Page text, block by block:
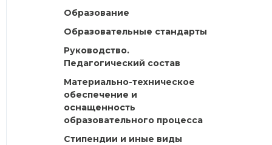
Образование
Образовательные стандарты
Руководство.
Педагогический состав
Материально-техническое
обеспечение и
оснащенность
образовательного процесса
Стипендии и иные виды